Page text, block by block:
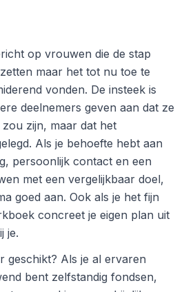
op vrouwen die de stap
maar het tot nu toe te
vonden. De insteek is
deelnemers geven aan dat ze
zijn, maar dat het
Als je behoefte hebt aan
persoonlijk contact en een
met een vergelijkbaar doel,
goed aan. Ook als je het fijn
concreet je eigen plan uit
je.
geschikt? Als je al ervaren
bent zelfstandig fondsen,